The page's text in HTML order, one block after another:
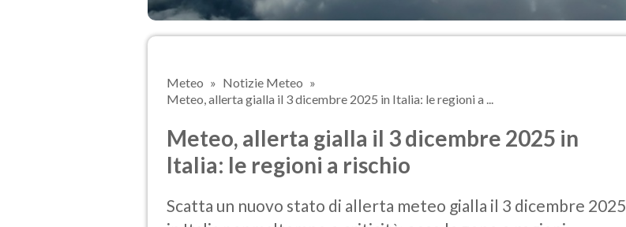
Meteo
Notizie Meteo
Meteo, allerta gialla il 3 dicembre 2025 in Italia: le regioni a ...
Meteo, allerta gialla il 3 dicembre 2025 in
Italia: le regioni a rischio
Scatta un nuovo stato di allerta meteo gialla il 3 dicembre 2025